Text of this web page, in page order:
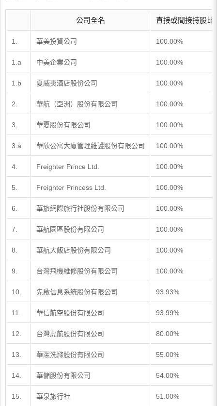
公司全名 直接或間接持股比
1. 華美投資公司 100.00%
1.a 中美企業公司 100.00%
1.b 夏威夷酒店股份公司 100.00%
2. 華航（亞洲）股份有限公司 100.00%
3. 華夏股份有限公司 100.00%
3.a 華欣公寓大廈管理維護股份有限公司 100.00%
4. Freighter Prince Ltd. 100.00%
5. Freighter Princess Ltd. 100.00%
6. 華旅網際旅行社股份有限公司 100.00%
7. 華航園區股份有限公司 100.00%
8. 華航大飯店股份有限公司 100.00%
9. 台灣飛機維修股份有限公司 100.00%
10. 先啟信息系統股份有限公司 93.93%
11. 華信航空股份有限公司 93.99%
12. 台灣虎航股份有限公司 80.00%
13. 華潔洗滌股份有限公司 55.00%
14. 華儲股份有限公司 54.00%
15. 華泉旅行社 51.00%